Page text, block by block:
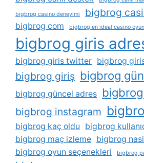
bigbrog casino deneyimi bigbrog
bigbrog com bigbrog en i̇deal casino
bigbrog giris
bigbrog giris twitter bigbrog
bigbrog giriş bigbrog
bigbrog güncel adres
bigbrog instagram
bigbrog kaç oldu
bigbrog
bigbrog maç izleme bigbrog
bigbrog oyun seçenekleri
bigbrog